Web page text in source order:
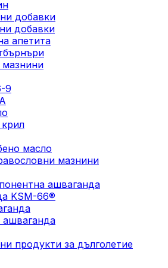
добавки
добавки
апетита
9
масло
мазнини
ашваганда
KSM-66®
ашваганда
продукти за дълголетие